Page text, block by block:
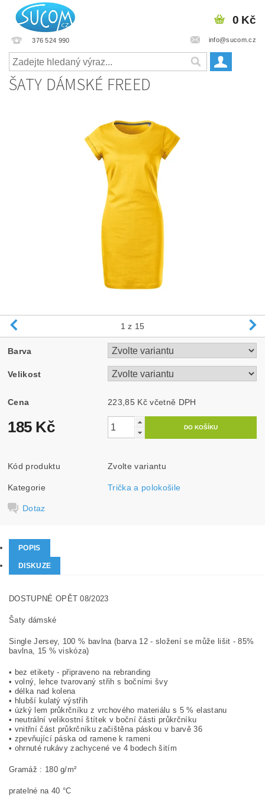
376 524 990 info@sucom.cz
0 Kč
ŠATY DÁMSKÉ FREED
1 z 15
Barva
Velikost
Cena 223,85 Kč včetně DPH
185 Kč
Kód produktu Zvolte variantu
Kategorie Trička a polokošile
Dotaz
POPIS
DISKUZE
DOSTUPNÉ OPĚT 08/2023
Šaty dámské
Single Jersey, 100 % bavlna (barva 12 - složení se může lišit - 85%
bavlna, 15 % viskóza)
• bez etikety - připraveno na rebranding
• volný, lehce tvarovaný střih s bočními švy
• délka nad kolena
• hlubší kulatý výstřih
• úzký lem průkrčníku z vrchového materiálu s 5 % elastanu
• neutrální velikostní štítek v boční části průkrčníku
• vnitřní část průkrčníku začištěna páskou v barvě 36
• zpevňující páska od ramene k rameni
• ohrnuté rukávy zachycené ve 4 bodech šitím
Gramáž : 180 g/m²
pratelné na 40 °C